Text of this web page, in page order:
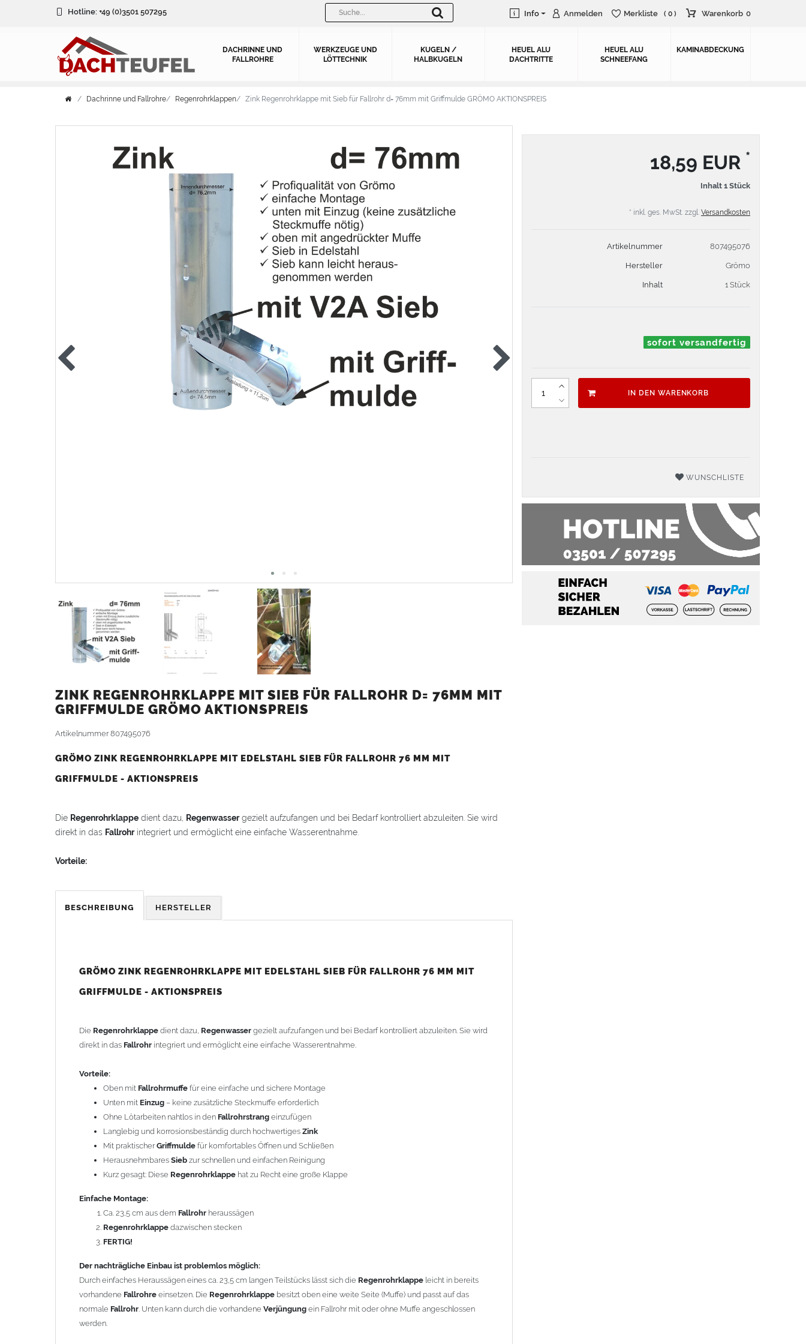
Hotline: +49 (0)3501 507295 Info Anmelden Merkliste ( 0 ) Warenkorb 0
DACHRINNE UND
FALLROHRE
WERKZEUGE UND
LÖTTECHNIK
KUGELN /
HALBKUGELN
HEUEL ALU
DACHTRITTE
HEUEL ALU
SCHNEEFANG
KAMINABDECKUNG
Dachrinne und Fallrohre Regenrohrklappen Zink Regenrohrklappe mit Sieb für Fallrohr d= 76mm mit Griffmulde GRÖMO AKTIONSPREIS
18,59 EUR *
Inhalt 1 Stück
* inkl. ges. MwSt. zzgl. Versandkosten
Artikelnummer 807495076
Hersteller Grömo
Inhalt 1 Stück
sofort versandfertig
IN DEN WARENKORB
WUNSCHLISTE
ZINK REGENROHRKLAPPE MIT SIEB FÜR FALLROHR D= 76MM MIT
GRIFFMULDE GRÖMO AKTIONSPREIS
Artikelnummer807495076
GRÖMO ZINK REGENROHRKLAPPE MIT EDELSTAHL SIEB FÜR FALLROHR 76 MM MIT
GRIFFMULDE - AKTIONSPREIS
Die Regenrohrklappe dient dazu, Regenwassergezielt aufzufangen und bei Bedarf kontrolliert abzuleiten. Sie wird
direkt in das Fallrohrintegriert und ermöglicht eine einfache Wasserentnahme.
Vorteile:
Unten mitEinzug
Ohne Lötarbeiten nahtlos in denFallrohrstrang
Langlebig und korrosionsbeständig durch hochwertigesZink
FERTIG!
Gebrauchshinweis:
Durch das Entfernen desLaubsiebsin den Wintermonaten lassen sich Vereisungen zuverlässig vermeiden.
Größe: geeignet fürFallrohrenach DIN 18461 mit Außendurchmesser 76 mm
Material:Zink(Titanzink)
Länge: 300 mm
Länge der Klappe (geöffnet): 112 mm
Material
BESCHREIBUNG HERSTELLER
GRÖMO ZINK REGENROHRKLAPPE MIT EDELSTAHL SIEB FÜR FALLROHR 76 MM MIT
GRIFFMULDE - AKTIONSPREIS
Die Regenrohrklappe dient dazu, Regenwasser gezielt aufzufangen und bei Bedarf kontrolliert abzuleiten. Sie wird
direkt in das Fallrohr integriert und ermöglicht eine einfache Wasserentnahme.
Vorteile:
Oben mit Fallrohrmuffe für eine einfache und sichere Montage
Unten mit Einzug – keine zusätzliche Steckmuffe erforderlich
Ohne Lötarbeiten nahtlos in den Fallrohrstrang einzufügen
Langlebig und korrosionsbeständig durch hochwertiges Zink
Mit praktischerGriffmulde für komfortables Öffnen und Schließen
Herausnehmbares Sieb zur schnellen und einfachen Reinigung
Kurz gesagt: Diese Regenrohrklappe hat zu Recht eine große Klappe
Einfache Montage:
Ca. 23,5 cm aus dem Fallrohr heraussägen
Regenrohrklappe dazwischen stecken
FERTIG!
Der nachträgliche Einbau ist problemlos möglich:
Durch einfaches Heraussägen eines ca. 23,5 cm langen Teilstücks lässt sich die Regenrohrklappe leicht in bereits
vorhandene Fallrohre einsetzen. Die Regenrohrklappe besitzt oben eine weite Seite (Muffe) und passt auf das
normale Fallrohr . Unten kann durch die vorhandene Verjüngung ein Fallrohr mit oder ohne Muffe angeschlossen
werden.